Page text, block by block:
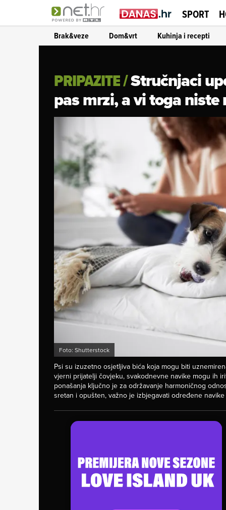
SPORT
Brak&veze Dom&vrt Kuhinja i recepti
PRIPAZITE/Stručnjaci
pas mrzi, a vi toga niste
Foto: Shutterstock
Psi su izuzetno osjetljiva bića koja mogu biti
vjerni prijatelji čovjeku, svakodnevne navike mogu ih
ponašanja ključno je za održavanje harmoničnog
sretan i opušten, važno je izbjegavati određene